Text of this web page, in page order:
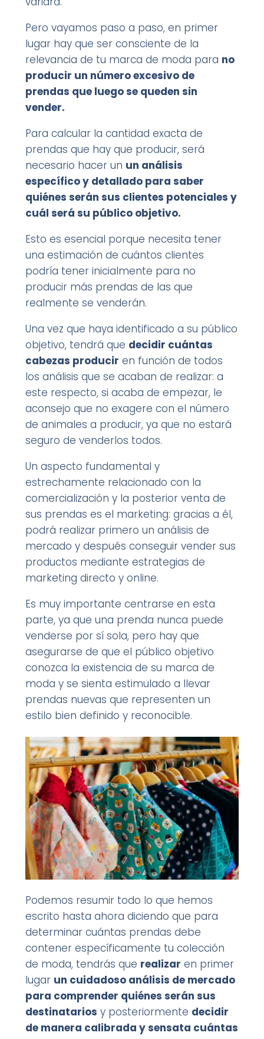
Pero vayamos paso a paso, en primer
lugar hay que ser consciente de la
relevancia de tu marca de moda para no
producir un número excesivo de
prendas que luego se queden sin
vender.
Para calcular la cantidad exacta de
prendas que hay que producir, será
necesario hacer un un análisis
específico y detallado para saber
quiénes serán sus clientes potenciales y
cuál será su público objetivo.
Esto es esencial porque necesita tener
una estimación de cuántos clientes
podría tener inicialmente para no
producir más prendas de las que
realmente se venderán.
Una vez que haya identificado a su público
objetivo, tendrá que decidir cuántas
cabezas producir en función de todos
los análisis que se acaban de realizar: a
este respecto, si acaba de empezar, le
aconsejo que no exagere con el número
de animales a producir, ya que no estará
seguro de venderlos todos.
Un aspecto fundamental y
estrechamente relacionado con la
comercialización y la posterior venta de
sus prendas es el marketing: gracias a él,
podrá realizar primero un análisis de
mercado y después conseguir vender sus
productos mediante estrategias de
marketing directo y online.
Es muy importante centrarse en esta
parte, ya que una prenda nunca puede
venderse por sí sola, pero hay que
asegurarse de que el público objetivo
conozca la existencia de su marca de
moda y se sienta estimulado a llevar
prendas nuevas que representen un
estilo bien definido y reconocible.
Podemos resumir todo lo que hemos
escrito hasta ahora diciendo que para
determinar cuántas prendas debe
contener específicamente tu colección
de moda, tendrás que realizar en primer
lugar un cuidadoso análisis de mercado
para comprender quiénes serán sus
destinatarios y posteriormente decidir
de manera calibrada y sensata cuántas